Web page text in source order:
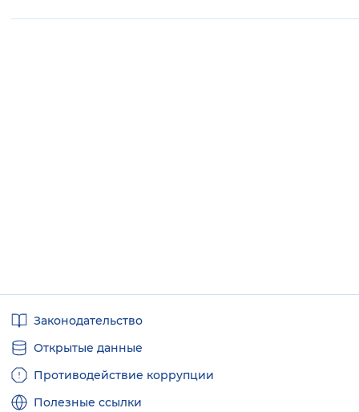
ссылкиЗаконодательство
Открытые данные
Противодействие коррупции
Полезные ссылки